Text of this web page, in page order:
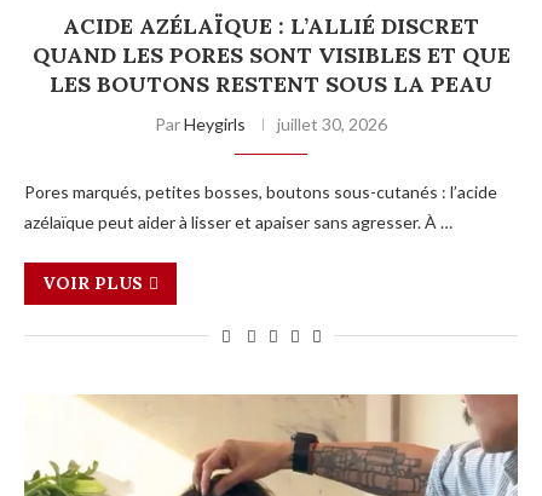
ACIDE AZÉLAÏQUE : L’ALLIÉ DISCRET
QUAND LES PORES SONT VISIBLES ET QUE
LES BOUTONS RESTENT SOUS LA PEAU
ParHeygirls juillet 30, 2026
Pores marqués, petites bosses, boutons sous-cutanés : l’acide
azélaïque peut aider à lisser et apaiser sans agresser. À …
VOIR PLUS